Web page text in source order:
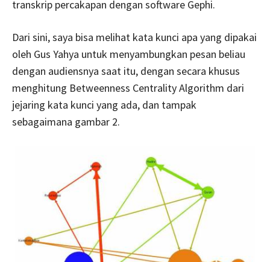
transkrip percakapan dengan software Gephi.
Dari sini, saya bisa melihat kata kunci apa yang dipakai
oleh Gus Yahya untuk menyambungkan pesan beliau
dengan audiensnya saat itu, dengan secara khusus
menghitung Betweenness Centrality Algorithm dari
jejaring kata kunci yang ada, dan tampak
sebagaimana gambar 2.